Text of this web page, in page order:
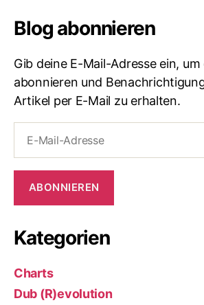
Blog abonnieren
Gib deine E-Mail-Adresse ein,
abonnieren und
Artikel per E-Mail zu erhalten.
Mail-
Adresse
ABONNIEREN
Kategorien
Charts
Dub (R)evolution